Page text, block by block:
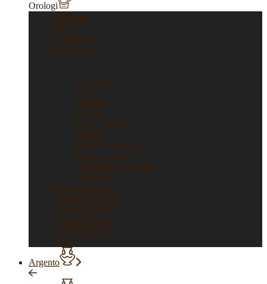
Orologi
Vedi tutti
Rolex
Cronografi
Tutti i brand
Vedi tutti
Rolex
Bulgari
Cartier
Mont Blanc
Corum
Officine Panerai
Franck Muller
Vacheron Constantin
Vedi tutti >
Orologi vintage
Orologi di Forma
Orologi gioiello
Orologi Classici
Orologi Sportivi
Sold
Argento